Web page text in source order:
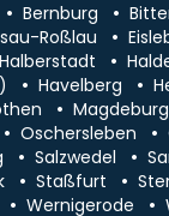
Bernburg
Roßlau
Halberstadt
Havelberg
Magdeburg
Oschersleben
Salzwedel
Staßfurt
Wernigerode